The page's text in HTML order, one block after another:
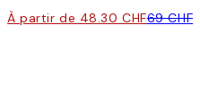
À partir de 48.30 CHF69 CHF